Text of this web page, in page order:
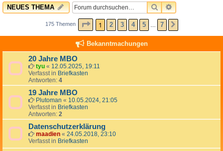
NEUES THEMA SUCHEERWEITERTE
175 Themen SEITE1 VON7
1 2 3 4 5 7
Bekanntmachungen
20 Jahre MBO
tyu « 12.05.2025, 19:11
Verfasst in Briefkasten
Antworten: 4
19 Jahre MBO
Plutoman « 10.05.2024, 21:05
Verfasst in Briefkasten
Antworten: 2
Datenschutzerklärung
maadien « 24.05.2018, 23:10
Verfasst in Briefkasten